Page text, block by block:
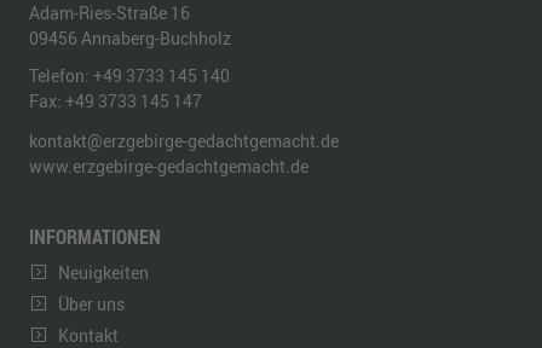
Adam-Ries-Straße 16
09456 Annaberg-Buchholz
Telefon: +49 3733 145 140
Fax: +49 3733 145 147
kontakt@erzgebirge-gedachtgemacht.de
www.erzgebirge-gedachtgemacht.de
INFORMATIONEN
Neuigkeiten
Über uns
Kontakt